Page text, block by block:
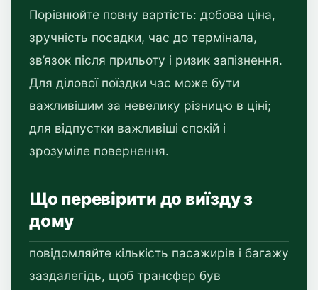
Порівнюйте повну вартість: добова ціна,
зручність посадки, час до термінала,
зв’язок після прильоту і ризик запізнення.
Для ділової поїздки час може бути
важливішим за невелику різницю в ціні;
для відпустки важливіші спокій і
зрозуміле повернення.
Що перевірити до виїзду з
дому
повідомляйте кількість пасажирів і багажу
заздалегідь, щоб трансфер був